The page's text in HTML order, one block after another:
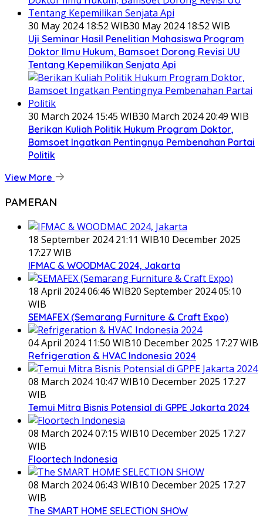
30 May 2024 18:52 WIB30 May 2024 18:52 WIB
Uji Seminar Hasil Penelitian Mahasiswa Program
Doktor Ilmu Hukum, Bamsoet Dorong Revisi UU
Tentang Kepemilikan Senjata Api
30 March 2024 15:45 WIB30 March 2024 20:49 WIB
Berikan Kuliah Politik Hukum Program Doktor,
Bamsoet Ingatkan Pentingnya Pembenahan Partai
Politik
View More
PAMERAN
18 September 2024 21:11 WIB10 December 2025
17:27 WIB
IFMAC & WOODMAC 2024, Jakarta
18 April 2024 06:46 WIB20 September 2024 05:10
WIB
SEMAFEX (Semarang Furniture & Craft Expo)
04 April 2024 11:50 WIB10 December 2025 17:27 WIB
Refrigeration & HVAC Indonesia 2024
08 March 2024 10:47 WIB10 December 2025 17:27
WIB
Temui Mitra Bisnis Potensial di GPPE Jakarta 2024
08 March 2024 07:15 WIB10 December 2025 17:27
WIB
Floortech Indonesia
08 March 2024 06:43 WIB10 December 2025 17:27
WIB
The SMART HOME SELECTION SHOW